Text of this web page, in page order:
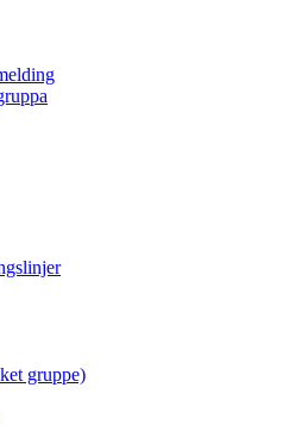
gruppe)